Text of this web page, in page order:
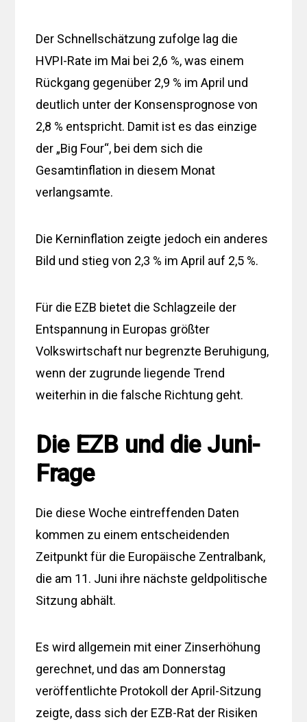
Der Schnellschätzung zufolge lag die
HVPI-Rate im Mai bei 2,6 %, was einem
Rückgang gegenüber 2,9 % im April und
deutlich unter der Konsensprognose von
2,8 % entspricht. Damit ist es das einzige
der „Big Four“, bei dem sich die
Gesamtinflation in diesem Monat
verlangsamte.
Die Kerninflation zeigte jedoch ein anderes
Bild und stieg von 2,3 % im April auf 2,5 %.
Für die EZB bietet die Schlagzeile der
Entspannung in Europas größter
Volkswirtschaft nur begrenzte Beruhigung,
wenn der zugrunde liegende Trend
weiterhin in die falsche Richtung geht.
Die EZB und die Juni-
Frage
Die diese Woche eintreffenden Daten
kommen zu einem entscheidenden
Zeitpunkt für die Europäische Zentralbank,
die am 11. Juni ihre nächste geldpolitische
Sitzung abhält.
Es wird allgemein mit einer Zinserhöhung
gerechnet, und das am Donnerstag
veröffentlichte Protokoll der April-Sitzung
zeigte, dass sich der EZB-Rat der Risiken